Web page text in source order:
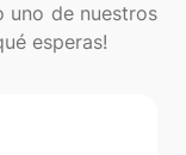
uno de nuestros